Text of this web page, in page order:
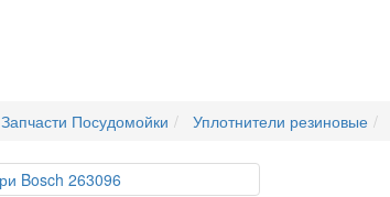
Запчасти Посудомойки Уплотнители резиновые